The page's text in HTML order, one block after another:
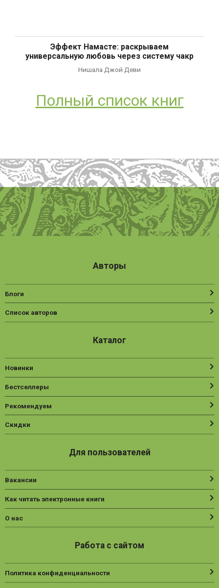
Эффект Намасте: раскрываем
универсальную любовь через систему чакр
Нишала Джой Деви
Полный список книг
Авторы
Блоги
Список авторов
Каталог
Новинки
Бестселлеры
Рекомендуем
Скидки
Для пользователей
Вакансии
Как читать электронные книги
О нас
Работа с сайтом
Политика конфиденциальности